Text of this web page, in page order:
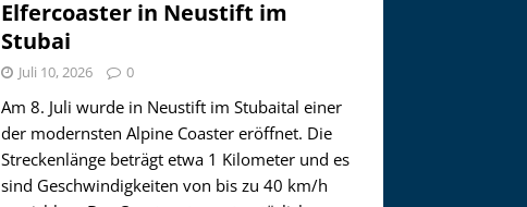
Elfercoaster in Neustift im
Stubai
Juli 10, 2026 0
Am 8. Juli wurde in Neustift im Stubaital einer
der modernsten Alpine Coaster eröffnet. Die
Streckenlänge beträgt etwa 1 Kilometer und es
sind Geschwindigkeiten von bis zu 40 km/h